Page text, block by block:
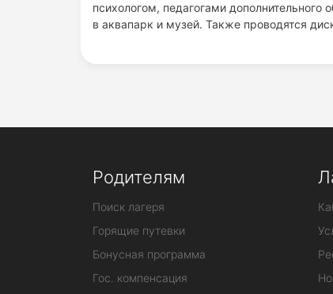
психологом, педагогами
в аквапарк и музей. Также проводятся
Родителям
Поиск лагеря
Горящие путевки
Бонусная программа
Гос. компенсация